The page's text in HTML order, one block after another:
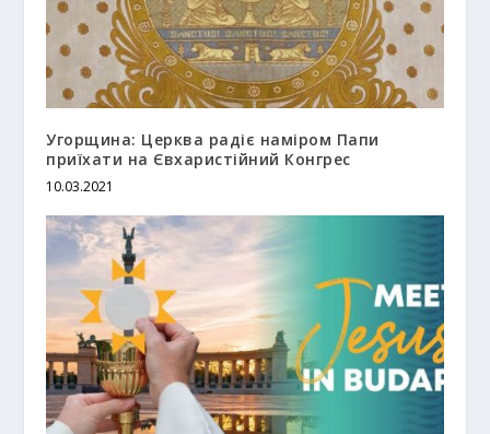
Угорщина: Церква радіє наміром Папи
приїхати на Євхаристійний Конгрес
10.03.2021